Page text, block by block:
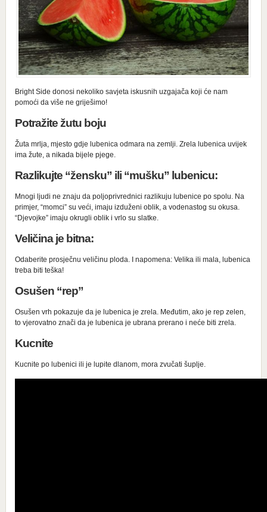
Bright Side donosi nekoliko savjeta iskusnih uzgajača koji će nam
pomoći da više ne griješimo!
Potražite žutu boju
Žuta mrlja, mjesto gdje lubenica odmara na zemlji. Zrela lubenica uvijek
ima žute, a nikada bijele pjege.
Razlikujte “žensku” ili “mušku” lubenicu:
Mnogi ljudi ne znaju da poljoprivrednici razlikuju lubenice po spolu. Na
primjer, “momci” su veći, imaju izduženi oblik, a vodenastog su okusa.
“Djevojke” imaju okrugli oblik i vrlo su slatke.
Veličina je bitna:
Odaberite prosječnu veličinu ploda. I napomena: Velika ili mala, lubenica
treba biti teška!
Osušen “rep”
Osušen vrh pokazuje da je lubenica je zrela. Međutim, ako je rep zelen,
to vjerovatno znači da je lubenica je ubrana prerano i neće biti zrela.
Kucnite
Kucnite po lubenici ili je lupite dlanom, mora zvučati šuplje.